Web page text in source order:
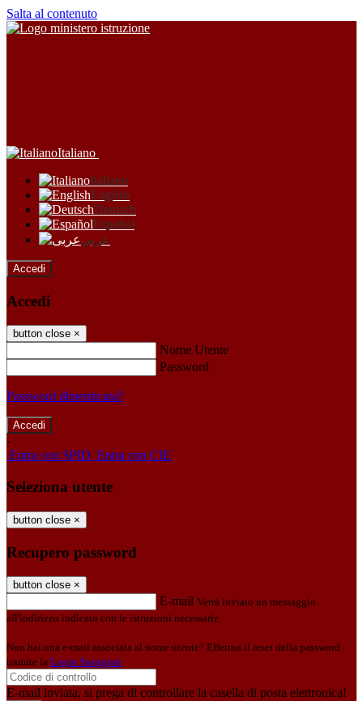
Salta al contenuto
Italiano
Italiano
English
Deutsch
Español
عربى
Accedi
Accedi
button close ×
Nome Utente
Password
Password dimenticata?
-
Entra con SPID Entra con CIE
Seleziona utente
button close ×
Recupero password
button close ×
E-mail Verrà inviato un messaggio
all'indirizzo indicato con le istruzioni necessarie.
Non hai una e-mail associata al nome utente? Effettua il reset della password
tramite la Login Spaggiari
E-mail inviata, si prega di controllare la casella di posta elettronica!